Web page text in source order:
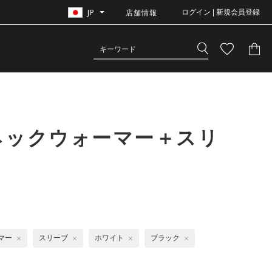
JP 店舗情報 ログイン | 新規会員登録
クウォーマー＋スリ
ー スリーブ ホワイト ブラック